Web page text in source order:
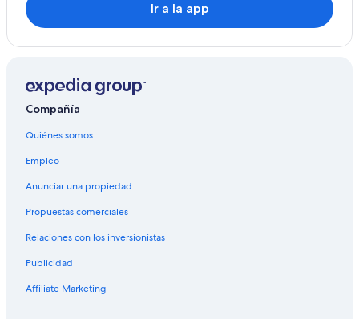
Casas de huéspedes en Three Rivers
Hoteles con spa en Three Rivers
Hoteles todo incluido en Three Rivers
Hoteles en la playa en Three Rivers
Hoteles cerca de Parques Nacionales de Sequoia and
Ir a la app
Compañía
Quiénes somos
Empleo
Anunciar una propiedad
Propuestas comerciales
Relaciones con los inversionistas
Publicidad
Affiliate Marketing